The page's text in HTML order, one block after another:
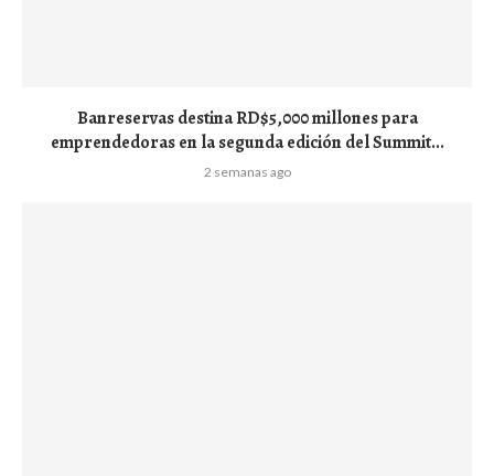
Banreservas destina RD$5,000 millones para
emprendedoras en la segunda edición del Summit...
2 semanas ago